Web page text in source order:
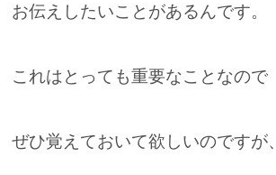
お伝えしたいことがあるんです。
これはとっても重要なことなので
ぜひ覚えておいて欲しいのですが、